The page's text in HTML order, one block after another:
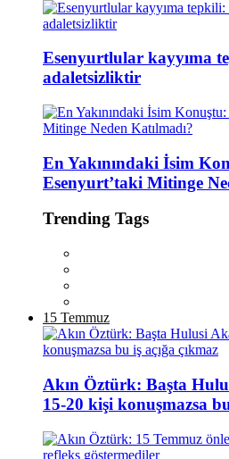
Esenyurtlular kayyıma
adaletsizliktir
En Yakınındaki İsim
Esenyurt’taki Mitinge
Trending Tags
15 Temmuz
Akın Öztürk: Başta
15-20 kişi konuşmazsa